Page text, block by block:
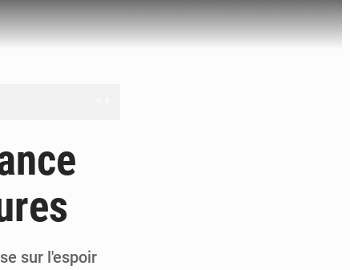
sur l'espoir